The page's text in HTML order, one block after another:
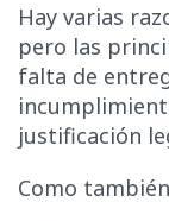
Hay varias
pero las
falta de
justificación
Como